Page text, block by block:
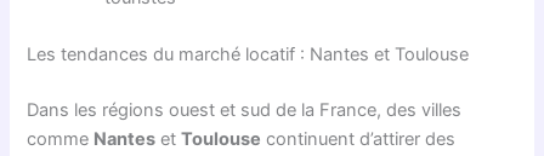
Les tendances du marché locatif : Nantes et Toulouse
Dans les régions ouest et sud de la France, des villes
comme Nantes etToulouse continuent d’attirer des